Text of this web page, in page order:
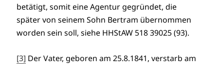
betätigt, somit eine Agentur gegründet, die
später von seinem Sohn Bertram übernommen
worden sein soll, siehe HHStAW 518 39025 (93).
[3] Der Vater, geboren am 25.8.1841, verstarb am